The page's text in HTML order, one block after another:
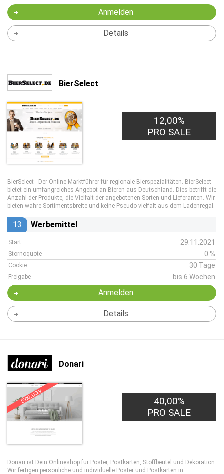
Anmelden
Details
BierSelect
12,00%
PRO SALE
BierSelect - Der Online-Marktführer für regionale Bierspezialitäten. BierSelect
bietet ein umfangreiches Angebot an Bieren aus Deutschland. Dies betrifft die
Anzahl der Produkte, die Vielfalt der angebotenen Sorten und Lieferanten. Wir
bieten wahre Sortimentsbreite und keine Pseudo-vielfalt aus dem Ladenregal.
13 Werbemittel
Start 29.11.2021
Stornoquote 0 %
Cookie 30 Tage
Freigabe bis 6 Wochen
Anmelden
Details
Donari
EXKLUSIV
40,00%
PRO SALE
Donari ist Dein Onlineshop für Poster, Postkarten, Stoffbeutel und Dekoration.
Wir fertigen persönliche und individuelle Poster und Postkarten in